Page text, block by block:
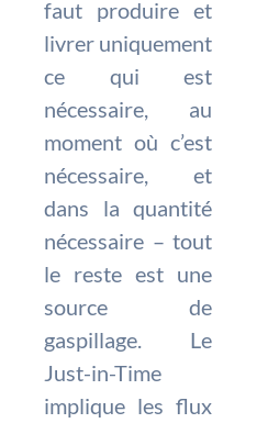
faut produire et
livrer uniquement
ce qui est
nécessaire, au
moment où c’est
nécessaire, et
dans la quantité
nécessaire – tout
le reste est une
source de
gaspillage. Le
Just-in-Time
implique les flux